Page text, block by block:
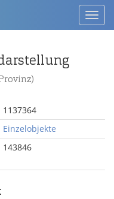
1137364
Einzelobjekte
143846